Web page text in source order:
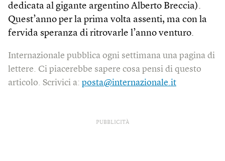
dedicata al gigante argentino Alberto Breccia).
Quest’anno per la prima volta assenti, ma con la
fervida speranza di ritrovarle l’anno venturo.
Internazionale pubblica ogni settimana una pagina di
lettere. Ci piacerebbe sapere cosa pensi di questo
articolo. Scrivici a: posta@internazionale.it
PUBBLICITÀ